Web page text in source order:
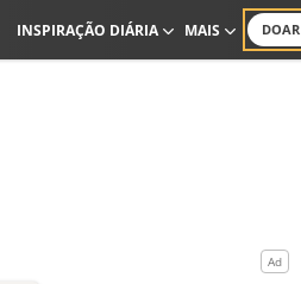
DOAR
INSPIRAÇÃO DIÁRIA MAIS